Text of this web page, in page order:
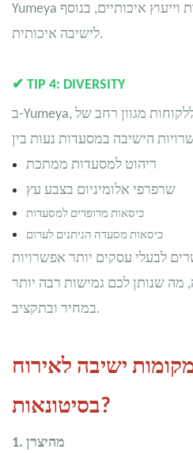
Yumeya מבטיחה שתקבלו שירות וייעוץ איכותיים, בנוסף
לישיבה איכותית.
✔ TIP 4: DIVERSITY
ב-Yumeya, אנו מסוגלים לספק ללקוחות מגוון רחב של
ריהוט למסעדות ממתכת
שרפרפי אלומיניום בצבע עץ
כיסאות מרופדים למסעדות
כיסאות מסעדה הניתנים לערום
לבעלי עסקים יותר אפשרויות
מה שנותן לכם גמישות רבה יותר
במחיר ובתקציב.
מקומות ישיבה לאירוח
בסיטונאות?
1. מהיצרן